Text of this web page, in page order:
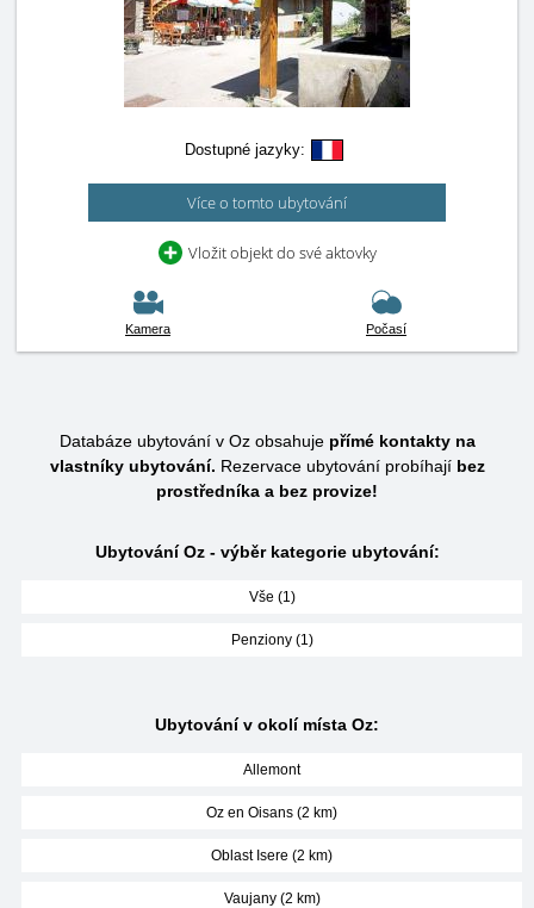
Dostupné jazyky:
Více o tomto ubytování
Vložit objekt do své aktovky
Kamera Počasí
Databáze ubytování v Oz obsahuje přímé kontakty na
vlastníky ubytování. Rezervace ubytování probíhají bez
prostředníka a bez provize!
Ubytování Oz - výběr kategorie ubytování:
Vše (1)
Penziony (1)
Ubytování v okolí místa Oz:
Allemont
Oz en Oisans (2 km)
Oblast Isere (2 km)
Vaujany (2 km)